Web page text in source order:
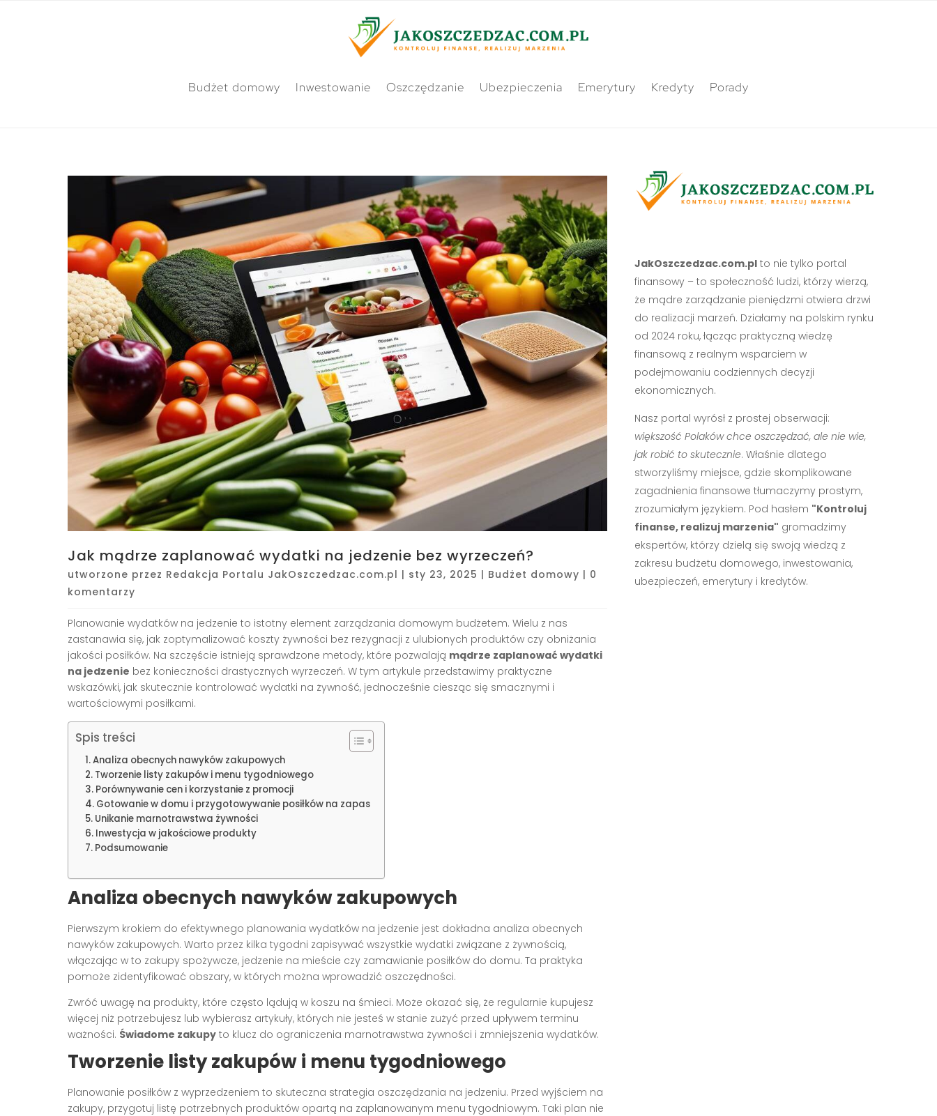
Budżet domowy Inwestowanie Oszczędzanie Ubezpieczenia Emerytury Kredyty Porady
Jak mądrze zaplanować wydatki na jedzenie bez wyrzeczeń?
utworzone przez Redakcja Portalu JakOszczedzac.com.pl | sty 23, 2025 | Budżet domowy | 0
komentarzy
Planowanie wydatków na jedzenie to istotny element zarządzania domowym budżetem. Wielu z nas
zastanawia się, jak zoptymalizować koszty żywności bez rezygnacji z ulubionych produktów czy obniżania
jakości posiłków. Na szczęście istnieją sprawdzone metody, które pozwalają mądrze zaplanować wydatki
na jedzenie bez konieczności drastycznych wyrzeczeń. W tym artykule przedstawimy praktyczne
wskazówki, jak skutecznie kontrolować wydatki na żywność, jednocześnie ciesząc się smacznymi i
wartościowymi posiłkami.
Spis treści
Analiza obecnych nawyków zakupowych
Tworzenie listy zakupów i menu tygodniowego
Porównywanie cen i korzystanie z promocji
Gotowanie w domu i przygotowywanie posiłków na zapas
Unikanie marnotrawstwa żywności
Inwestycja w jakościowe produkty
Podsumowanie
Analiza obecnych nawyków zakupowych
Pierwszym krokiem do efektywnego planowania wydatków na jedzenie jest dokładna analiza obecnych
nawyków zakupowych. Warto przez kilka tygodni zapisywać wszystkie wydatki związane z żywnością,
włączając w to zakupy spożywcze, jedzenie na mieście czy zamawianie posiłków do domu. Ta praktyka
pomoże zidentyfikować obszary, w których można wprowadzić oszczędności.
Zwróć uwagę na produkty, które często lądują w koszu na śmieci. Może okazać się, że regularnie kupujesz
więcej niż potrzebujesz lub wybierasz artykuły, których nie jesteś w stanie zużyć przed upływem terminu
ważności. Świadome zakupy to klucz do ograniczenia marnotrawstwa żywności i zmniejszenia wydatków.
Tworzenie listy zakupów i menu tygodniowego
Planowanie posiłków z wyprzedzeniem to skuteczna strategia oszczędzania na jedzeniu. Przed wyjściem na
zakupy, przygotuj listę potrzebnych produktów opartą na zaplanowanym menu tygodniowym. Taki plan nie
JakOszczedzac.com.plto nie tylko portal
finansowy – to społeczność ludzi, którzy wierzą,
że mądre zarządzanie pieniędzmi otwiera drzwi
do realizacji marzeń. Działamy na polskim rynku
od 2024 roku, łącząc praktyczną wiedzę
finansową z realnym wsparciem w
podejmowaniu codziennych decyzji
ekonomicznych.
Nasz portal wyrósł z prostej obserwacji:
większość Polaków chce oszczędzać, ale nie wie,
jak robić to skutecznie. Właśnie dlatego
stworzyliśmy miejsce, gdzie skomplikowane
zagadnienia finansowe tłumaczymy prostym,
zrozumiałym językiem. Pod hasłem "Kontroluj
finanse, realizuj marzenia" gromadzimy
ekspertów, którzy dzielą się swoją wiedzą z
zakresu budżetu domowego, inwestowania,
ubezpieczeń, emerytury i kredytów.